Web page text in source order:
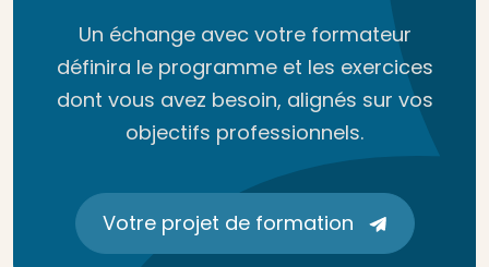
Un échange avec votre formateur
définira le programme et les exercices
dont vous avez besoin, alignés sur vos
objectifs professionnels.
Votre projet de formation